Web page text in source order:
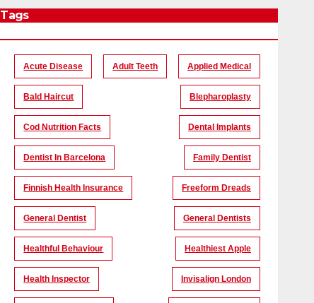
Tags
Acute Disease Adult Teeth Applied Medical
Bald Haircut Blepharoplasty
Cod Nutrition Facts Dental Implants
Dentist In Barcelona Family Dentist
Finnish Health Insurance Freeform Dreads
General Dentist General Dentists
Healthful Behaviour Healthiest Apple
Health Inspector Invisalign London